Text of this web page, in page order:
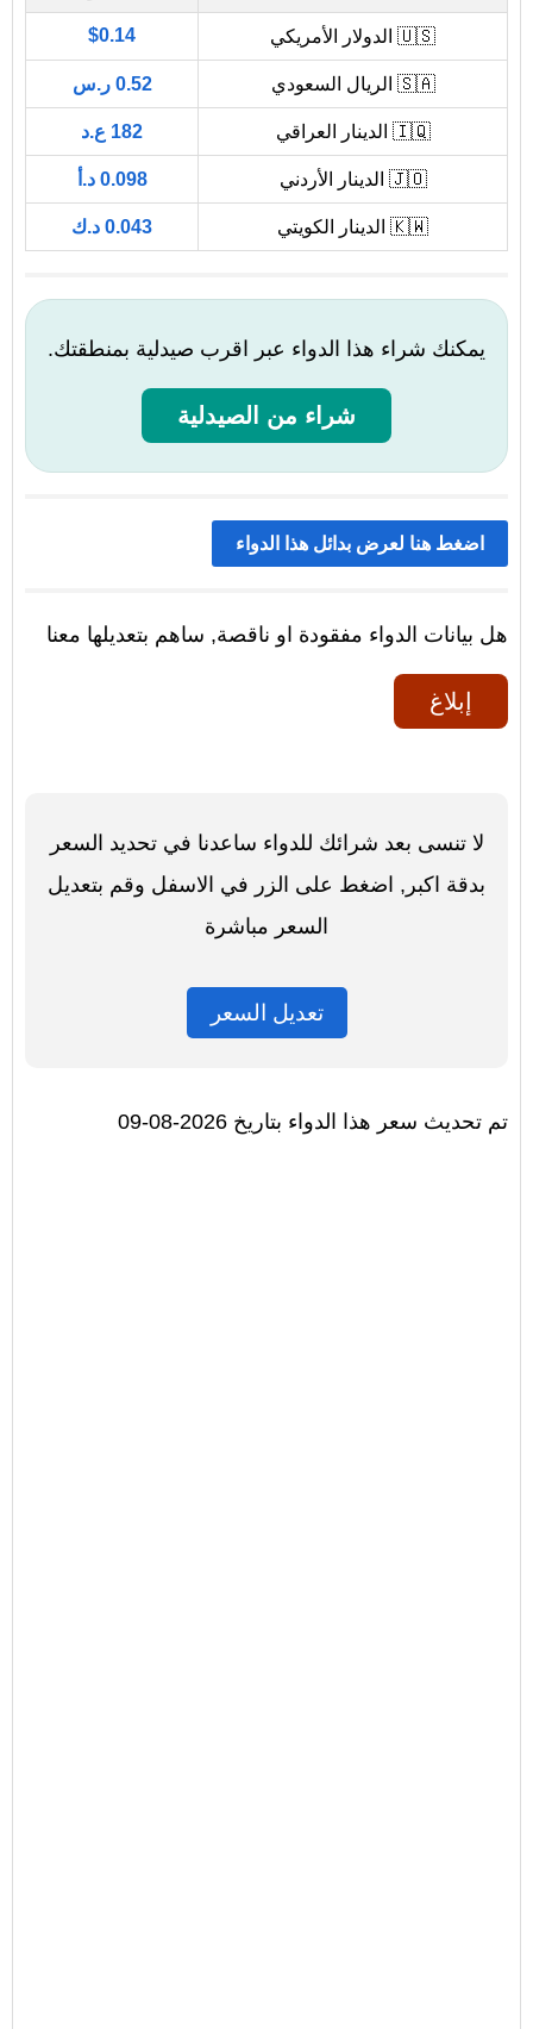
🇺🇸 الدولار الأمريكي $0.14
🇸🇦 الريال السعودي 0.52 ر.س
🇮🇶 الدينار العراقي 182 ع.د
🇯🇴 الدينار الأردني 0.098 د.أ
🇰🇼 الدينار الكويتي 0.043 د.ك
يمكنك شراء هذا الدواء عبر اقرب صيدلية بمنطقتك.
شراء من الصيدلية
اضغط هنا لعرض بدائل هذا الدواء
هل بيانات الدواء مفقودة او ناقصة, ساهم بتعديلها معنا
إبلاغ
لا تنسى بعد شرائك للدواء ساعدنا في تحديد السعر
بدقة اكبر, اضغط على الزر في الاسفل وقم بتعديل
السعر مباشرة
تعديل السعر
تم تحديث سعر هذا الدواء بتاريخ 2026-08-09